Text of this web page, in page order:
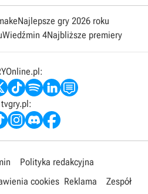
Najlepsze gry 2026 roku
Wiedźmin 4Najbliższe premiery
tvgry.pl:
Polityka redakcyjna
cookies Reklama Zespół